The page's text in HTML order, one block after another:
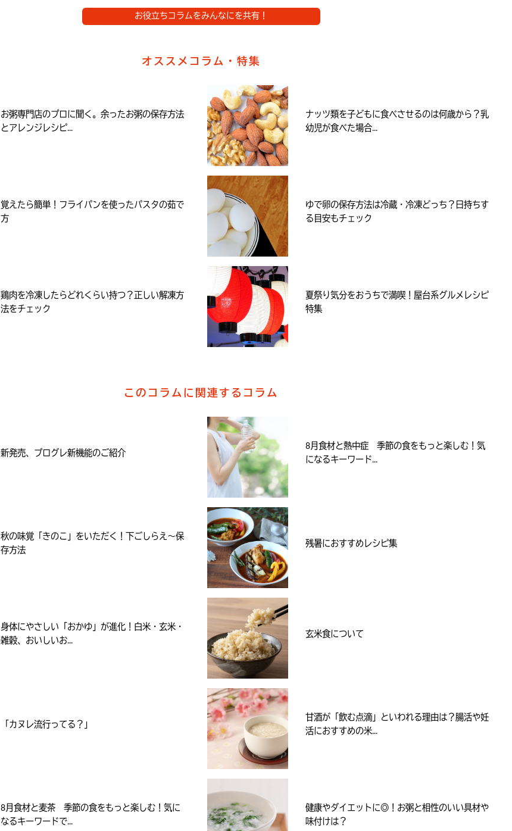
お役立ちコラムをみんなにを共有！
オススメコラム・特集
お粥専門店のプロに聞く。余ったお粥の保存方法
とアレンジレシピ...
ナッツ類を子どもに食べさせるのは何歳から？乳
幼児が食べた場合...
覚えたら簡単！フライパンを使ったパスタの茹で
方
ゆで卵の保存方法は冷蔵・冷凍どっち？日持ちす
る目安もチェック
鶏肉を冷凍したらどれくらい持つ？正しい解凍方
法をチェック
夏祭り気分をおうちで満喫！屋台系グルメレシピ
特集
このコラムに関連するコラム
新発売、プログレ新機能のご紹介
8月食材と熱中症 季節の食をもっと楽しむ！気
になるキーワード...
秋の味覚「きのこ」をいただく！下ごしらえ～保
存方法
残暑におすすめレシピ集
身体にやさしい「おかゆ」が進化！白米・玄米・
雑穀、おいしいお...
玄米食について
「カヌレ流行ってる？」
甘酒が「飲む点滴」といわれる理由は？腸活や妊
活におすすめの米...
8月食材と麦茶 季節の食をもっと楽しむ！気に
なるキーワードで...
健康やダイエットに◎！お粥と相性のいい具材や
味付けは？